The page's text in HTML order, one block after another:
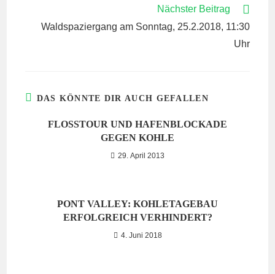
Nächster Beitrag
Waldspaziergang am Sonntag, 25.2.2018, 11:30
Uhr
DAS KÖNNTE DIR AUCH GEFALLEN
FLOSSTOUR UND HAFENBLOCKADE G
EGEN KOHLE
29. April 2013
PONT VALLEY: KOHLETAGEBAU
ERFOLGREICH VERHINDERT?
4. Juni 2018